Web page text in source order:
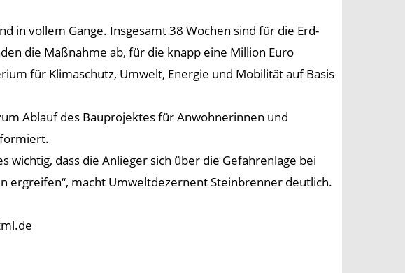
in vollem Gange. Insgesamt 38 Wochen sind für die Erd-
die Maßnahme ab, für die knapp eine Million Euro
für Klimaschutz, Umwelt, Energie und Mobilität auf Basis
Ablauf des Bauprojektes für Anwohnerinnen und
dass die Anlieger sich über die Gefahrenlage bei
ergreifen“, macht Umweltdezernent Steinbrenner deutlich.